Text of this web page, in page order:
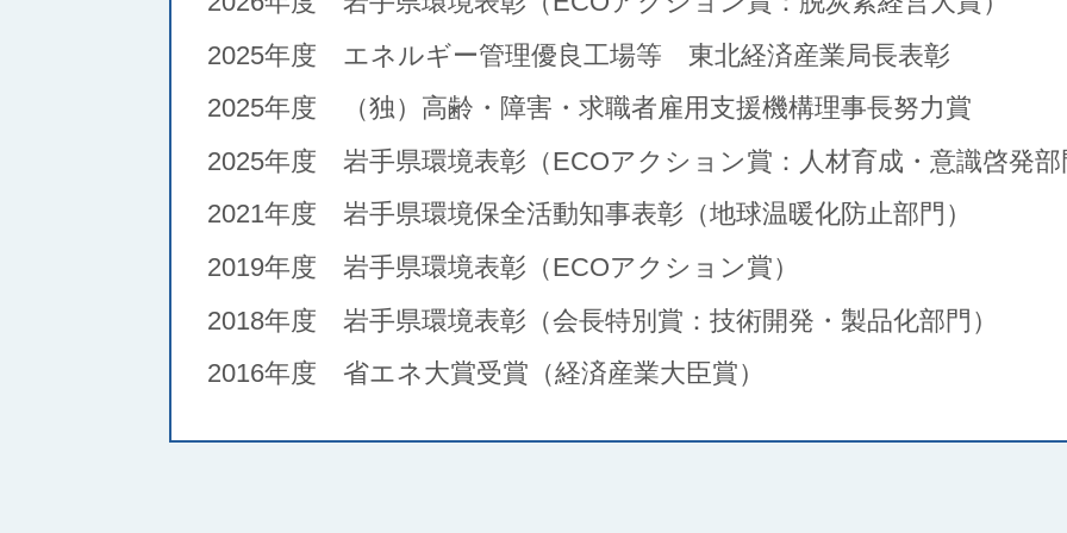
2025年度 エネルギー管理優良工場等 東北経済産業局長表彰
2025年度 （独）高齢・障害・求職者雇用支援機構理事長努力賞
2025年度 岩手県環境表彰（ECOアクション賞：人材育成・意識啓発部
2021年度 岩手県環境保全活動知事表彰（地球温暖化防止部門）
2019年度 岩手県環境表彰（ECOアクション賞）
2018年度 岩手県環境表彰（会長特別賞：技術開発・製品化部門）
2016年度 省エネ大賞受賞（経済産業大臣賞）